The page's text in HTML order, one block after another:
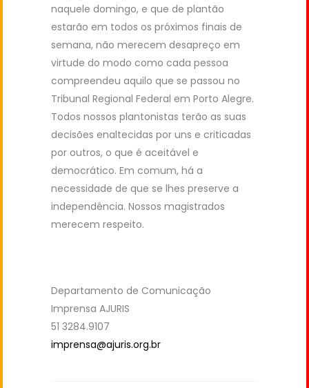
naquele domingo, e que de plantão
estarão em todos os próximos finais de
semana, não merecem desapreço em
virtude do modo como cada pessoa
compreendeu aquilo que se passou no
Tribunal Regional Federal em Porto Alegre.
Todos nossos plantonistas terão as suas
decisões enaltecidas por uns e criticadas
por outros, o que é aceitável e
democrático. Em comum, há a
necessidade de que se lhes preserve a
independência. Nossos magistrados
merecem respeito.
Departamento de Comunicação
Imprensa AJURIS
51 3284.9107
imprensa@ajuris.org.br